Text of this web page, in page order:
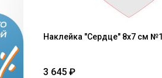
Наклейка "Сердце" 8x7 см №1
3 645 ₽